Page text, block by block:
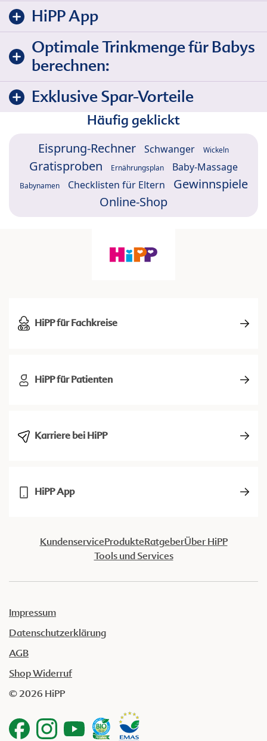
HiPP App
Optimale Trinkmenge für Babys
berechnen:
Exklusive Spar-Vorteile
Häufig geklickt
Eisprung-Rechner Schwanger Wickeln
Gratisproben Ernährungsplan Baby-Massage
Babynamen Checklisten für Eltern
Gewinnspiele
Online-Shop
HiPP für Fachkreise
HiPP für Patienten
Karriere bei HiPP
HiPP App
KundenserviceProdukteRatgeberÜber HiPP
Tools und Services
Impressum
Datenschutzerklärung
AGB
Shop Widerruf
© 2026 HiPP